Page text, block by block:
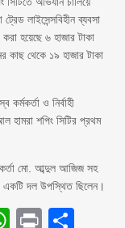
লাইসেন্সবিহীন ব্যবসা
করা হয়েছে ৬ হাজার টাকা
কাছ থেকে ১৯ হাজার টাকা
কর্মকর্তা ও নির্বাহী
হামরা শপিং সিটির প্রথম
মো. আব্দুল আজিজ সহ
একটি দল উপস্থিত ছিলেন।
Print